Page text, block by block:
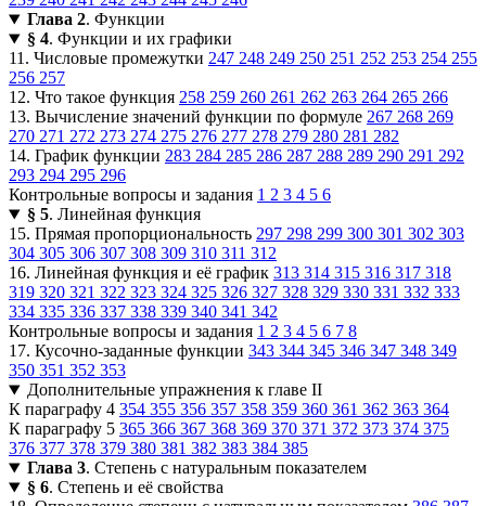
Глава 2. Функции
§ 4. Функции и их графики
11. Числовые промежутки 247 248 249 250 251 252 253 254 255
256 257
12. Что такое функция 258 259 260 261 262 263 264 265 266
13. Вычисление значений функции по формуле 267 268 269
270 271 272 273 274 275 276 277 278 279 280 281 282
14. График функции 283 284 285 286 287 288 289 290 291 292
293 294 295 296
Контрольные вопросы и задания 1 2 3 4 5 6
§ 5. Линейная функция
15. Прямая пропорциональность 297 298 299 300 301 302 303
304 305 306 307 308 309 310 311 312
16. Линейная функция и её график 313 314 315 316 317 318
319 320 321 322 323 324 325 326 327 328 329 330 331 332 333
334 335 336 337 338 339 340 341 342
Контрольные вопросы и задания 1 2 3 4 5 6 7 8
17. Кусочно-заданные функции 343 344 345 346 347 348 349
350 351 352 353
Дополнительные упражнения к главе II
К параграфу 4 354 355 356 357 358 359 360 361 362 363 364
К параграфу 5 365 366 367 368 369 370 371 372 373 374 375
376 377 378 379 380 381 382 383 384 385
Глава 3. Степень с натуральным показателем
§ 6. Степень и её свойства